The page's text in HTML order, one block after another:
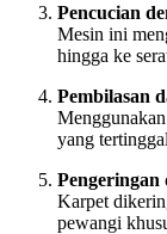
Pencucian
Mesin ini
hingga ke
Pembilasan
Menggunakan
yang
Pengeringan
Karpet
pewangi